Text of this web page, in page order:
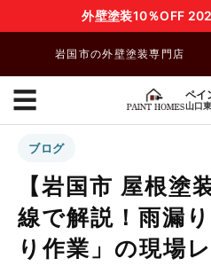
外壁塗装10％OFF
岩国市の外壁塗装専門店
ペイ
山口
☰
ブログ
【岩国市 屋根塗
線で解説！雨漏
り作業」の現場